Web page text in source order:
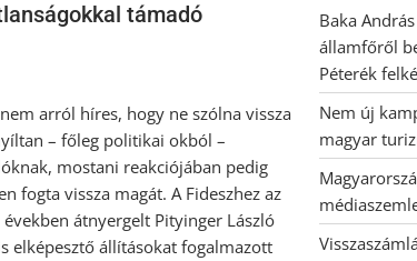
támadó
arról híres, hogy ne szólna vissza
– főleg politikai okból –
mostani reakciójában pedig
fogta vissza magát. A Fideszhez az
átnyergelt Pityinger László
elképesztő állításokat fogalmazott
Baka
államfőről
Péterék
Nem új
magyar